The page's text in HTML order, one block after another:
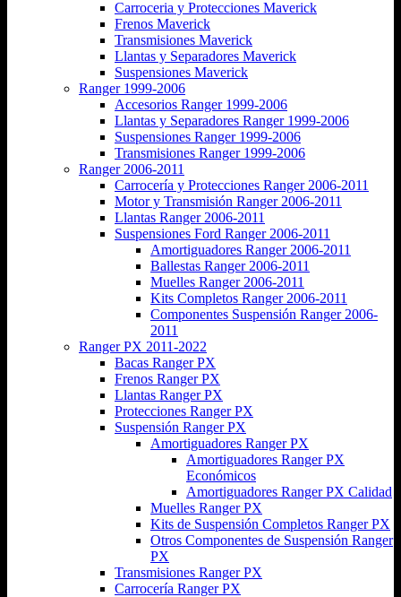
Carroceria y Protecciones Maverick
Frenos Maverick
Transmisiones Maverick
Llantas y Separadores Maverick
Suspensiones Maverick
Ranger 1999-2006
Accesorios Ranger 1999-2006
Llantas y Separadores Ranger 1999-2006
Suspensiones Ranger 1999-2006
Transmisiones Ranger 1999-2006
Ranger 2006-2011
Carrocería y Protecciones Ranger 2006-2011
Motor y Transmisión Ranger 2006-2011
Llantas Ranger 2006-2011
Suspensiones Ford Ranger 2006-2011
Amortiguadores Ranger 2006-2011
Ballestas Ranger 2006-2011
Muelles Ranger 2006-2011
Kits Completos Ranger 2006-2011
Componentes Suspensión Ranger 2006-
2011
Ranger PX 2011-2022
Bacas Ranger PX
Frenos Ranger PX
Llantas Ranger PX
Protecciones Ranger PX
Suspensión Ranger PX
Amortiguadores Ranger PX
Amortiguadores Ranger PX
Económicos
Amortiguadores Ranger PX Calidad
Muelles Ranger PX
Kits de Suspensión Completos Ranger PX
Otros Componentes de Suspensión Ranger
PX
Transmisiones Ranger PX
Carrocería Ranger PX